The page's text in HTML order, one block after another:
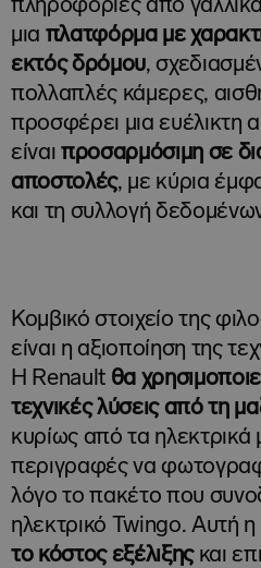
πληροφορίες από
μια πλατφόρμα με
εκτός δρόμου,
πολλαπλές κάμερες,
προσφέρει μια ευέλικτη
είναιπροσαρμόσιμη σε
αποστολές, με κύρια
και τη συλλογή
Κομβικό στοιχείο της
είναι η αξιοποίηση της
Η Renault θα
τεχνικές λύσεις από τη
κυρίως από τα ηλεκτρικά
περιγραφές να
λόγο το πακέτο που
ηλεκτρικό Twingo. Αυτή
το κόστος εξέλιξης και